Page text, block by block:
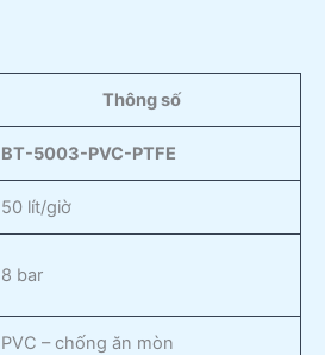
Thông số
BT-5003-PVC-PTFE
50 lít/giờ
8 bar
PVC – chống ăn mòn